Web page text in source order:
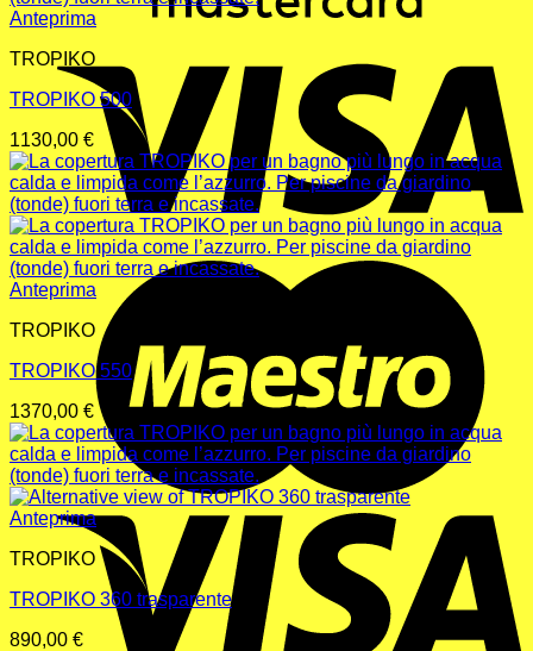
Anteprima
TROPIKO
TROPIKO 500
1130,00 €
Anteprima
TROPIKO
TROPIKO 550
1370,00 €
Anteprima
TROPIKO
TROPIKO 360 trasparente
890,00 €